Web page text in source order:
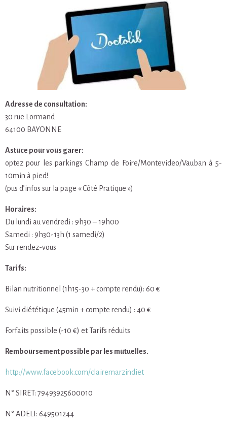
Adresse de consultation:
30 rue Lormand
64100 BAYONNE
Astuce pour vous garer:
optez pour les parkings Champ de Foire/Montevideo/Vauban à 5-
10min à pied!
(pus d’infos sur la page « Côté Pratique »)
Horaires:
Du lundi au vendredi : 9h30 – 19h00
Samedi : 9h30-13h (1 samedi/2)
Sur rendez-vous
Tarifs:
Bilan nutritionnel (1h15-30 + compte rendu): 60 €
Suivi diététique (45min + compte rendu) : 40 €
Forfaits possible (-10 €) et Tarifs réduits
Remboursement possible par les mutuelles.
http://www.facebook.com/clairemarzindiet
N° SIRET: 79493925600010
N° ADELI: 649501244